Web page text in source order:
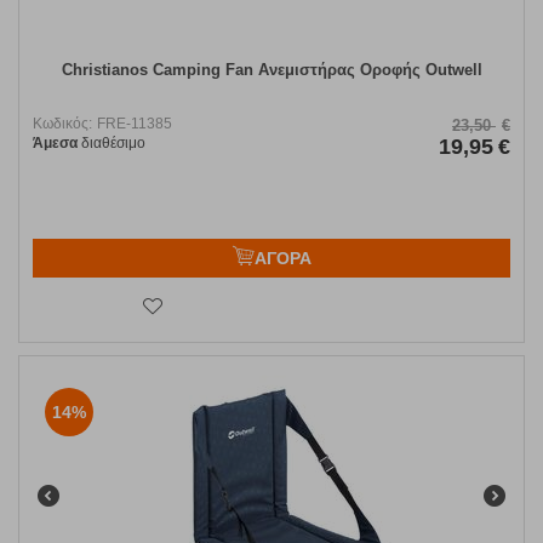
Christianos Camping Fan Ανεμιστήρας Οροφής Outwell
Κωδικός: FRE-11385
Άμεσα διαθέσιμο
23,50 €
19,95 €
ΑΓΟΡΑ
14%